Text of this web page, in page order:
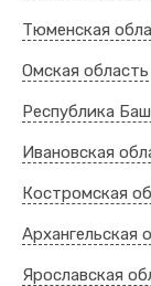
Тюменская
Омская область
Республика
Ивановская
Костромская
Архангельская
Ярославская